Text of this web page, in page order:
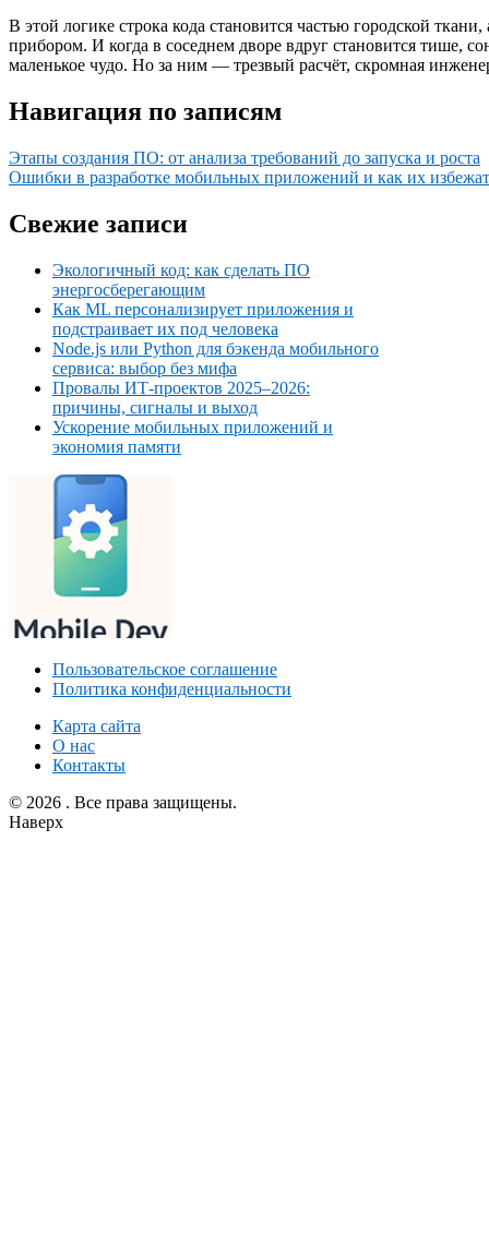
В этой логике строка кода становится частью городской
прибором. И когда в соседнем дворе вдруг становится тише,
маленькое чудо. Но за ним — трезвый расчёт, скромная
Навигация по записям
Этапы создания ПО: от анализа требований до запуска и роста
Ошибки в разработке мобильных приложений и как их
Свежие записи
Экологичный код: как сделать ПО
энергосберегающим
Как ML персонализирует приложения и
подстраивает их под человека
Node.js или Python для бэкенда мобильного
сервиса: выбор без мифа
Провалы ИТ‑проектов 2025–2026:
причины, сигналы и выход
Ускорение мобильных приложений и
экономия памяти
Пользовательское соглашение
Политика конфиденциальности
Карта сайта
О нас
Контакты
© 2026 . Все права защищены.
Наверх